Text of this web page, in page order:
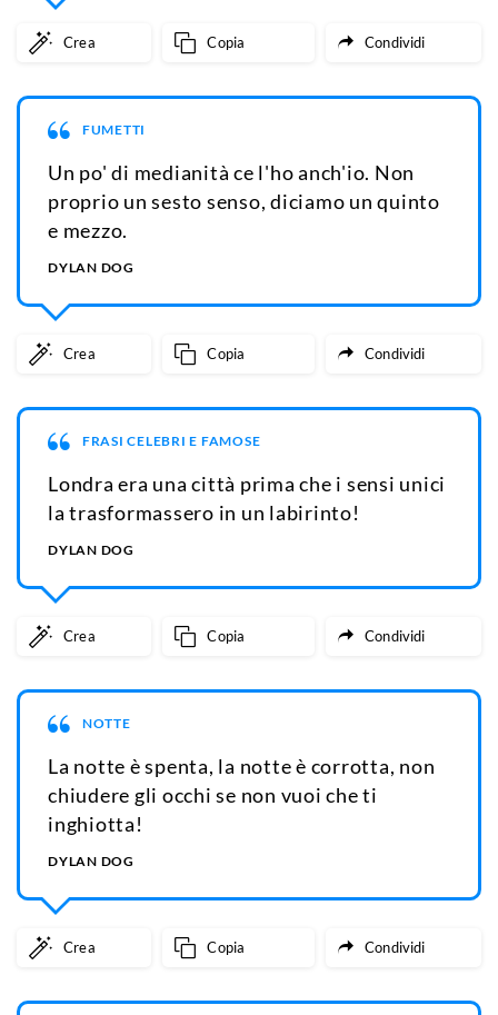
Crea Copia Condividi
FUMETTI
Un po' di medianità ce l'ho anch'io. Non
proprio un sesto senso, diciamo un quinto
e mezzo.
DYLAN DOG
Crea Copia Condividi
FRASI CELEBRI E FAMOSE
Londra era una città prima che i sensi unici
la trasformassero in un labirinto!
DYLAN DOG
Crea Copia Condividi
NOTTE
La notte è spenta, la notte è corrotta, non
chiudere gli occhi se non vuoi che ti
inghiotta!
DYLAN DOG
Crea Copia Condividi